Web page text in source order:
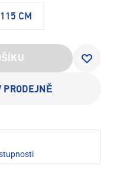
115 CM
PRODEJNĚ